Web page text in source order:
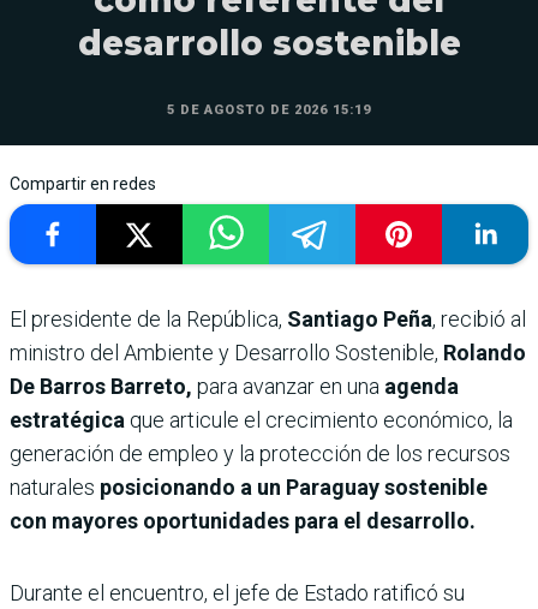
desarrollo sostenible
5 DE AGOSTO DE 2026 15:19
Compartir en redes
El presidente de la República, Santiago Peña, recibió al
ministro del Ambiente y Desarrollo Sostenible, Rolando
De Barros Barreto, para avanzar en una agenda
estratégica que articule el crecimiento económico, la
generación de empleo y la protección de los recursos
naturales posicionando a un Paraguay sostenible
con mayores oportunidades para el desarrollo.
Durante el encuentro, el jefe de Estado ratificó su